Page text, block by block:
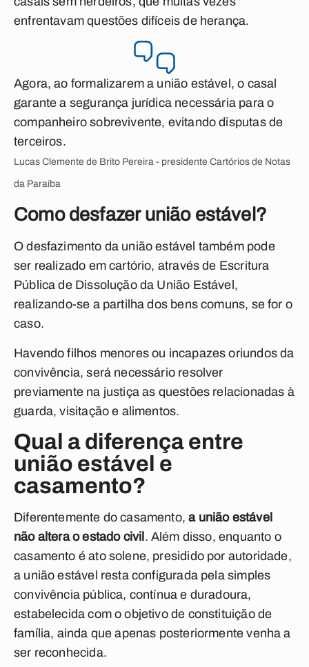
enfrentavam questões difíceis de herança.
Agora, ao formalizarem a união estável, o casal
garante a segurança jurídica necessária para o
companheiro sobrevivente, evitando disputas de
terceiros.
Lucas Clemente de Brito Pereira - presidente Cartórios de Notas
da Paraíba
Como desfazer união estável?
O desfazimento da união estável também pode
ser realizado em cartório, através de Escritura
Pública de Dissolução da União Estável,
realizando-se a partilha dos bens comuns, se for o
caso.
Havendo filhos menores ou incapazes oriundos da
convivência, será necessário resolver
previamente na justiça as questões relacionadas à
guarda, visitação e alimentos.
Qual a diferença entre
união estável e
casamento?
Diferentemente do casamento, a união estável
não altera o estado civil . Além disso, enquanto o
casamento é ato solene, presidido por autoridade,
a união estável resta configurada pela simples
convivência pública, contínua e duradoura,
estabelecida com o objetivo de constituição de
família, ainda que apenas posteriormente venha a
ser reconhecida.